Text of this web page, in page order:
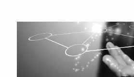
indhold